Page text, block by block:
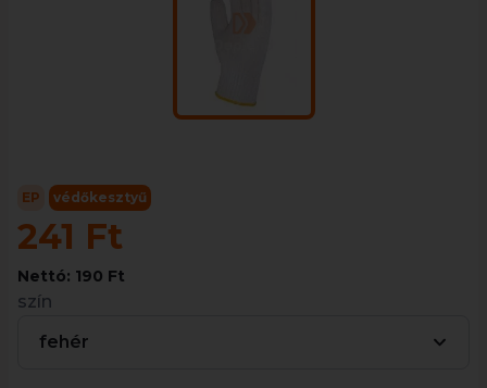
EP védőkesztyű
241 Ft
Nettó: 190 Ft
szín
fehér